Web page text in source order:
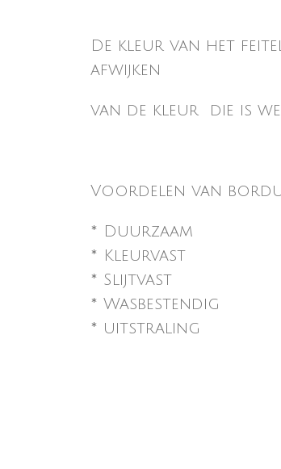
De kleur van het
afwijken
van de kleur die is
Voordelen van
* Duurzaam
* Kleurvast
* Slijtvast
* Wasbestendig
* uitstraling